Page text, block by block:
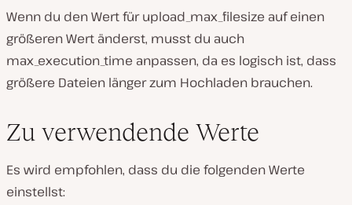
Wenn du den Wert für upload_max_filesize auf einen
größeren Wert änderst, musst du auch
max_execution_time anpassen, da es logisch ist, dass
größere Dateien länger zum Hochladen brauchen.
Zu verwendende Werte
Es wird empfohlen, dass du die folgenden Werte
einstellst: